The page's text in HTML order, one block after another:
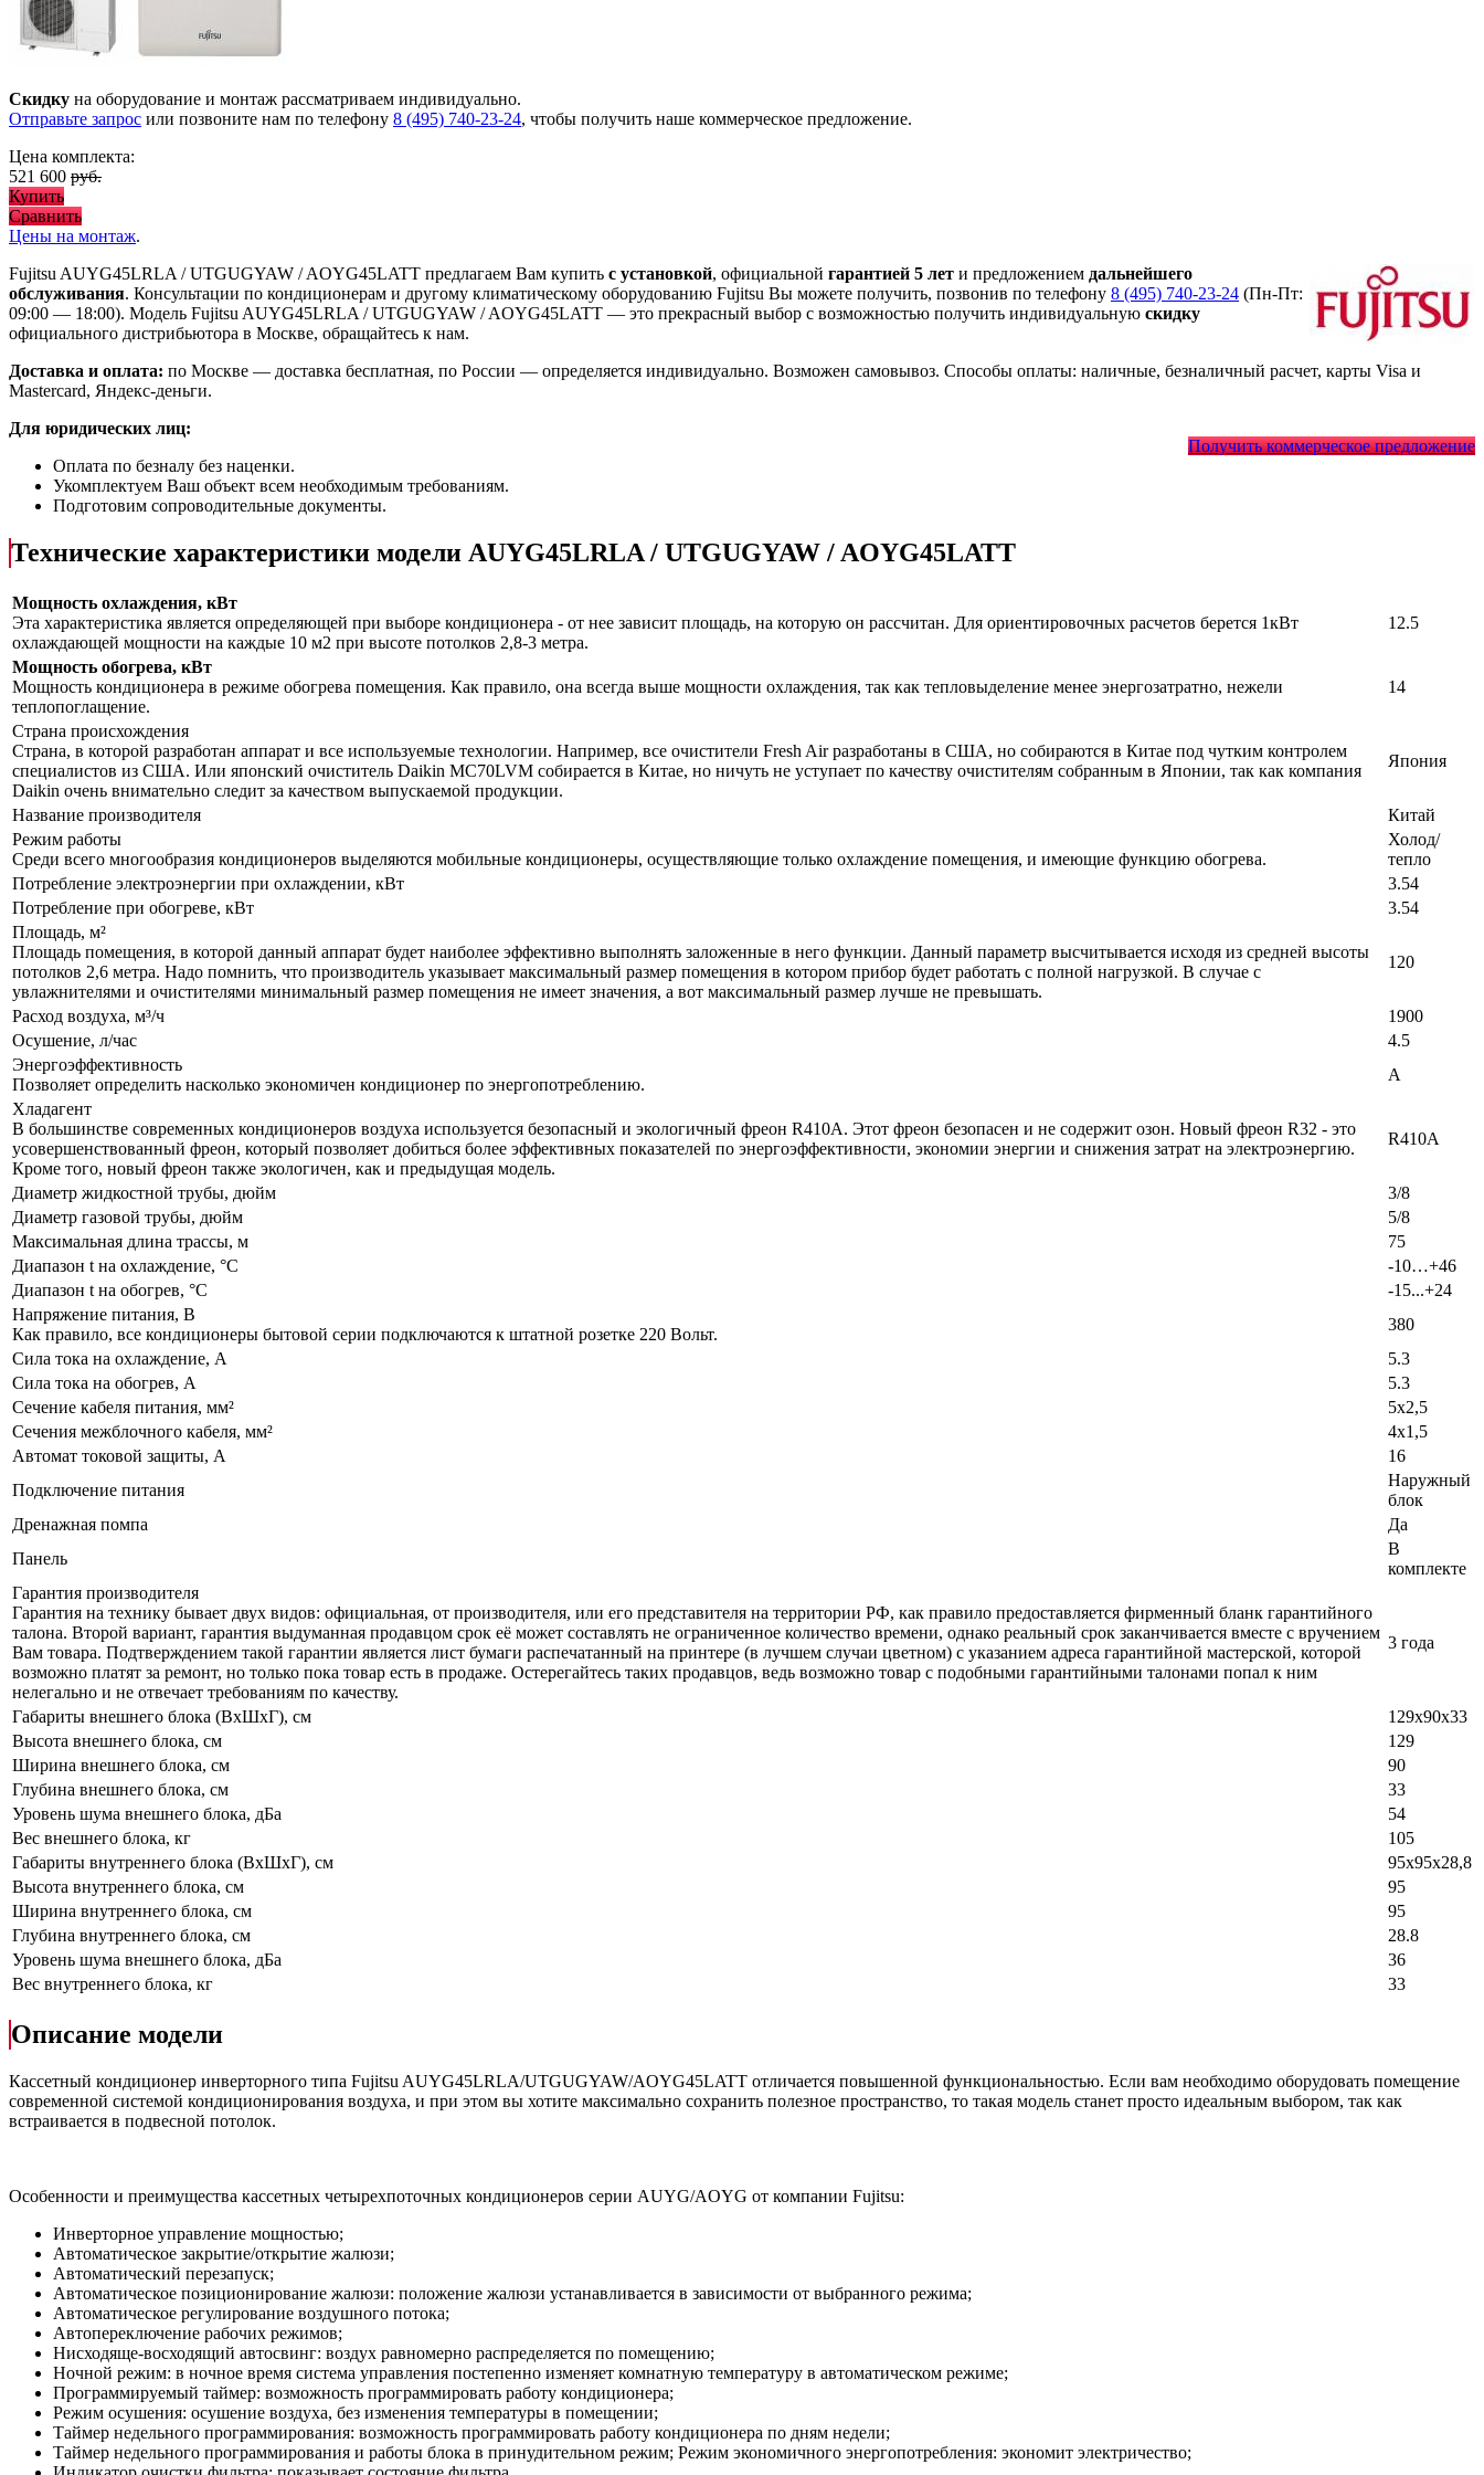
Скидку на оборудование и монтаж рассматриваем индивидуально.
Отправьте запрос или позвоните нам по телефону 8 (495) 740-23-24, чтобы получить наше коммерческое предложение.
Цена комплекта:
521 600 руб.
Купить
Сравнить
Цены на монтаж.
Fujitsu AUYG45LRLA / UTGUGYAW / AOYG45LATT предлагаем Вам купить с установкой, официальной гарантией 5 лет и предложением дальнейшего
обслуживания. Консультации по кондиционерам и другому климатическому оборудованию Fujitsu Вы можете получить, позвонив по телефону 8 (495) 740-23-24 (Пн-Пт:
09:00 — 18:00). Модель Fujitsu AUYG45LRLA / UTGUGYAW / AOYG45LATT — это прекрасный выбор с возможностью получить индивидуальную скидку
официального дистрибьютора в Москве, обращайтесь к нам.
Доставка и оплата: по Москве — доставка бесплатная, по России — определяется индивидуально. Возможен самовывоз. Способы оплаты: наличные, безналичный расчет, карты Visa и
Mastercard, Яндекс-деньги.
Получить коммерческое предложение
Для юридических лиц:
Оплата по безналу без наценки.
Укомплектуем Ваш объект всем необходимым требованиям.
Подготовим сопроводительные документы.
Технические характеристики модели AUYG45LRLA / UTGUGYAW / AOYG45LATT
Мощность охлаждения, кВт
Эта характеристика является определяющей при выборе кондиционера - от нее зависит площадь, на которую он рассчитан. Для ориентировочных расчетов берется 1кВт
охлаждающей мощности на каждые 10 м2 при высоте потолков 2,8-3 метра.
12.5
Мощность обогрева, кВт
Мощность кондиционера в режиме обогрева помещения. Как правило, она всегда выше мощности охлаждения, так как тепловыделение менее энергозатратно, нежели
теплопоглащение.
14
Страна происхождения
Страна, в которой разработан аппарат и все используемые технологии. Например, все очистители Fresh Air разработаны в США, но собираются в Китае под чутким контролем
специалистов из США. Или японский очиститель Daikin MC70LVM собирается в Китае, но ничуть не уступает по качеству очистителям собранным в Японии, так как компания
Daikin очень внимательно следит за качеством выпускаемой продукции.
Япония
Название производителя
Китай
Режим работы
Среди всего многообразия кондиционеров выделяются мобильные кондиционеры, осуществляющие только охлаждение помещения, и имеющие функцию обогрева.
Холод/
тепло
Потребление электроэнергии при охлаждении, кВт
3.54
Потребление при обогреве, кВт
3.54
Площадь, м²
Площадь помещения, в которой данный аппарат будет наиболее эффективно выполнять заложенные в него функции. Данный параметр высчитывается исходя из средней высоты
потолков 2,6 метра. Надо помнить, что производитель указывает максимальный размер помещения в котором прибор будет работать с полной нагрузкой. В случае с
увлажнителями и очистителями минимальный размер помещения не имеет значения, а вот максимальный размер лучше не превышать.
120
Расход воздуха, м³/ч
1900
Осушение, л/час
4.5
Энергоэффективность
Позволяет определить насколько экономичен кондиционер по энергопотреблению.
A
Хладагент
В большинстве современных кондиционеров воздуха используется безопасный и экологичный фреон R410A. Этот фреон безопасен и не содержит озон. Новый фреон R32 - это
усовершенствованный фреон, который позволяет добиться более эффективных показателей по энергоэффективности, экономии энергии и снижения затрат на электроэнергию.
Кроме того, новый фреон также экологичен, как и предыдущая модель.
R410A
Диаметр жидкостной трубы, дюйм
3/8
Диаметр газовой трубы, дюйм
5/8
Максимальная длина трассы, м
75
Диапазон t на охлаждение, °С
-10…+46
Диапазон t на обогрев, °С
-15...+24
Напряжение питания, В
Как правило, все кондиционеры бытовой серии подключаются к штатной розетке 220 Вольт.
380
Сила тока на охлаждение, А
5.3
Сила тока на обогрев, А
5.3
Сечение кабеля питания, мм²
5x2,5
Сечения межблочного кабеля, мм²
4x1,5
Автомат токовой защиты, A
16
Подключение питания
Наружный
блок
Дренажная помпа
Да
Панель
В
комплекте
Гарантия производителя
Гарантия на технику бывает двух видов: официальная, от производителя, или его представителя на территории РФ, как правило предоставляется фирменный бланк гарантийного
талона. Второй вариант, гарантия выдуманная продавцом срок её может составлять не ограниченное количество времени, однако реальный срок заканчивается вместе с вручением
Вам товара. Подтверждением такой гарантии является лист бумаги распечатанный на принтере (в лучшем случаи цветном) с указанием адреса гарантийной мастерской, которой
возможно платят за ремонт, но только пока товар есть в продаже. Остерегайтесь таких продавцов, ведь возможно товар с подобными гарантийными талонами попал к ним
нелегально и не отвечает требованиям по качеству.
3 года
Габариты внешнего блока (ВхШхГ), см
129х90х33
Высота внешнего блока, см
129
Ширина внешнего блока, см
90
Глубина внешнего блока, см
33
Уровень шума внешнего блока, дБа
54
Вес внешнего блока, кг
105
Габариты внутреннего блока (ВхШхГ), см
95х95х28,8
Высота внутреннего блока, см
95
Ширина внутреннего блока, см
95
Глубина внутреннего блока, см
28.8
Уровень шума внешнего блока, дБа
36
Вес внутреннего блока, кг
33
Описание модели
Кассетный кондиционер инверторного типа Fujitsu AUYG45LRLA/UTGUGYAW/AOYG45LATT отличается повышенной функциональностью. Если вам необходимо оборудовать помещение
современной системой кондиционирования воздуха, и при этом вы хотите максимально сохранить полезное пространство, то такая модель станет просто идеальным выбором, так как
встраивается в подвесной потолок.
Особенности и преимущества кассетных четырехпоточных кондиционеров серии AUYG/AOYG от компании Fujitsu:
Инверторное управление мощностью;
Автоматическое закрытие/открытие жалюзи;
Автоматический перезапуск;
Автоматическое позиционирование жалюзи: положение жалюзи устанавливается в зависимости от выбранного режима;
Автоматическое регулирование воздушного потока;
Автопереключение рабочих режимов;
Нисходяще-восходящий автосвинг: воздух равномерно распределяется по помещению;
Ночной режим: в ночное время система управления постепенно изменяет комнатную температуру в автоматическом режиме;
Программируемый таймер: возможность программировать работу кондиционера;
Режим осушения: осушение воздуха, без изменения температуры в помещении;
Таймер недельного программирования: возможность программировать работу кондиционера по дням недели;
Таймер недельного программирования и работы блока в принудительном режим; Режим экономичного энергопотребления: экономит электричество;